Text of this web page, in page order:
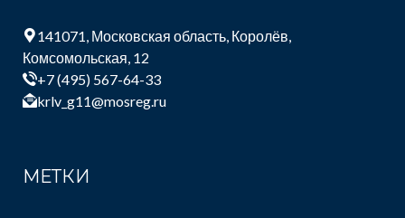
141071, Московская область, Королёв,
Комсомольская, 12
+7 (495) 567-64-33
krlv_g11@mosreg.ru
МЕТКИ